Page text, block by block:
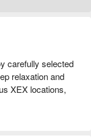
carefully selected
relaxation and
XEX locations,
of